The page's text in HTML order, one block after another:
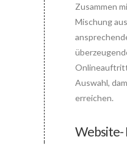
Zusammen
Mischung
Auswahl,
erreichen.
Website-